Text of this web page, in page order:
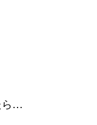
ら…